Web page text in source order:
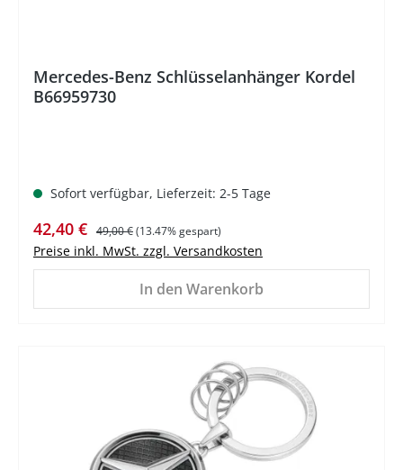
Mercedes-Benz Schlüsselanhänger Kordel
B66959730
Sofort verfügbar, Lieferzeit: 2-5 Tage
Verkaufspreis:
42,40 € Regulärer Preis:
49,00 €(13.47% gespart)
Preise inkl. MwSt. zzgl. Versandkosten
In den Warenkorb